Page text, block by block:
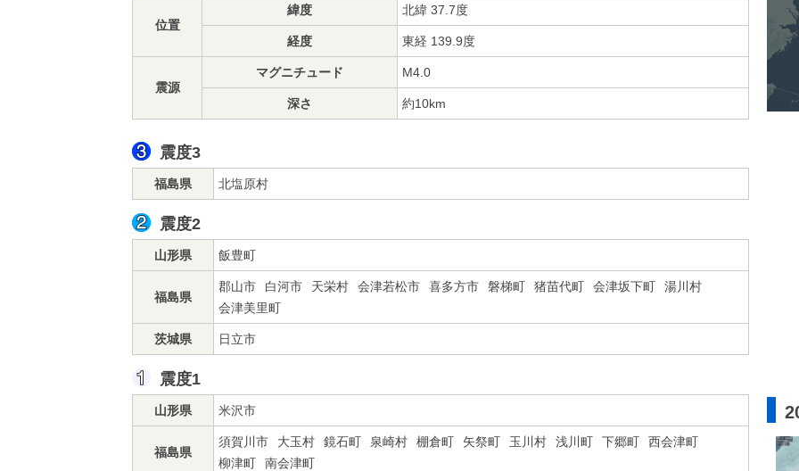
位置
緯度 北緯 37.7度
経度 東経 139.9度
震源
マグニチュード M4.0
深さ 約10km
震度3
福島県 北塩原村
震度2
山形県 飯豊町
福島県
郡山市 白河市 天栄村 会津若松市 喜多方市 磐梯町 猪苗代町 会津坂下町
湯川村
会津美里町
茨城県 日立市
震度1
山形県 米沢市
福島県
須賀川市 大玉村 鏡石町 泉崎村 棚倉町 矢祭町 玉川村 浅川町 下郷町
西会津町
柳津町
南会津町